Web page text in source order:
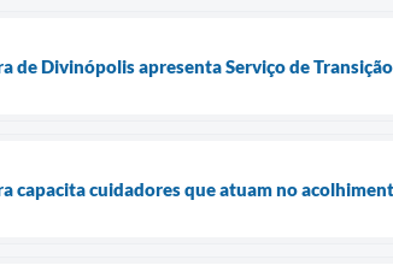
de Divinópolis apresenta Serviço de
capacita cuidadores que atuam no